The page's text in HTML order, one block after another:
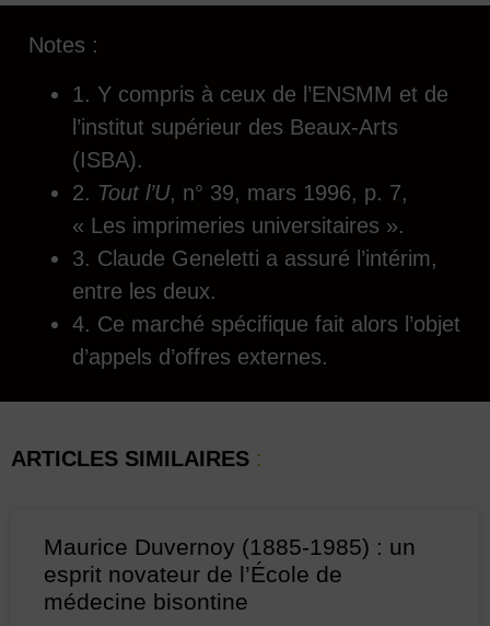
Notes :
1. Y compris à ceux de l’ENSMM et de
l’institut supérieur des Beaux-Arts
(ISBA).
2. Tout l’U, n° 39, mars 1996, p. 7,
« Les imprimeries universitaires ».
3. Claude Geneletti a assuré l’intérim,
entre les deux.
4. Ce marché spécifique fait alors l’objet
d’appels d’offres externes.
ARTICLES SIMILAIRES :
Maurice Duvernoy (1885-1985) : un
esprit novateur de l’École de
médecine bisontine